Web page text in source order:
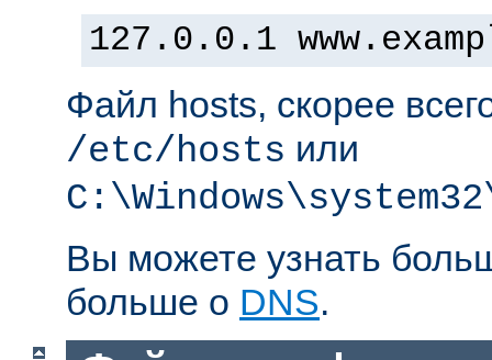
127.0.0.1
Файл hosts, скорее
/etc/hosts или
Вы можете узнать
больше о DNS.